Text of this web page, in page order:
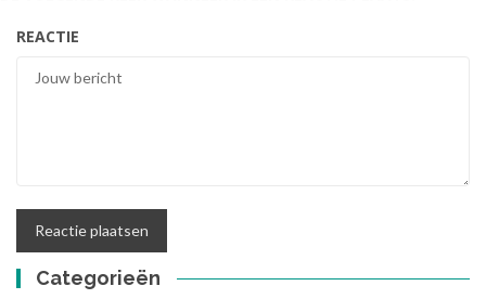
REACTIE
Categorieën